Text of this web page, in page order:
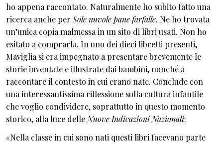
ho appena raccontato. Naturalmente ho subito fatto una
ricerca anche per Sole nuvole pane farfalle. Ne ho trovata
un’unica copia malmessa in un sito di libri usati. Non ho
esitato a comprarla. In uno dei dieci libretti presenti,
Maviglia si era impegnato a presentare brevemente le
storie inventate e illustrate dai bambini, nonché a
raccontare il contesto in cui erano nate. Conclude con
una interessantissima riflessione sulla cultura infantile
che voglio condividere, soprattutto in questo momento
storico, alla luce delle Nuove Indicazioni Nazionali:
«Nella classe in cui sono nati questi libri facevano parte